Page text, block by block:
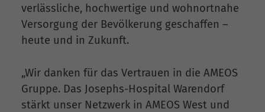
verlässliche, hochwertige und wohnortnahe
Versorgung der Bevölkerung geschaffen –
heute und in Zukunft.
„Wir danken für das Vertrauen in die AMEOS
Gruppe. Das Josephs-Hospital Warendorf
stärkt unser Netzwerk in AMEOS West und